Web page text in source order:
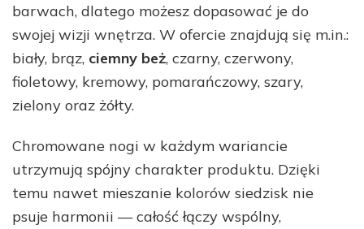
barwach, dlatego możesz dopasować je do
swojej wizji wnętrza. W ofercie znajdują się m.in.:
biały, brąz, ciemny beż, czarny, czerwony,
fioletowy, kremowy, pomarańczowy, szary,
zielony oraz żółty.
Chromowane nogi w każdym wariancie
utrzymują spójny charakter produktu. Dzięki
temu nawet mieszanie kolorów siedzisk nie
psuje harmonii — całość łączy wspólny,